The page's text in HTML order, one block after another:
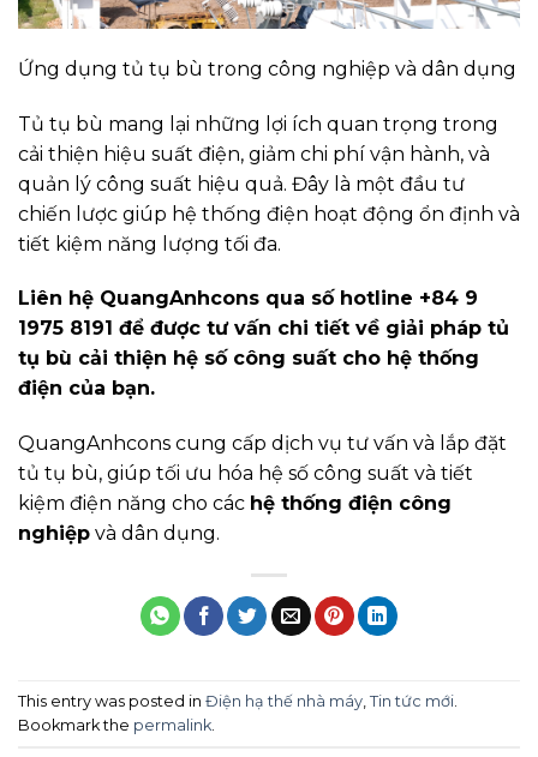
Ứng dụng tủ tụ bù trong công nghiệp và dân dụng
Tủ tụ bù mang lại những lợi ích quan trọng trong
cải thiện hiệu suất điện, giảm chi phí vận hành, và
quản lý công suất hiệu quả. Đây là một đầu tư
chiến lược giúp hệ thống điện hoạt động ổn định và
tiết kiệm năng lượng tối đa.
Liên hệ QuangAnhcons qua số hotline +84 9
1975 8191 để được tư vấn chi tiết về giải pháp tủ
tụ bù cải thiện hệ số công suất cho hệ thống
điện của bạn.
QuangAnhcons cung cấp dịch vụ tư vấn và lắp đặt
tủ tụ bù, giúp tối ưu hóa hệ số công suất và tiết
kiệm điện năng cho các hệ thống điện công
nghiệp và dân dụng.
This entry was posted in Điện hạ thế nhà máy Tin tức mới
Bookmark the permalink